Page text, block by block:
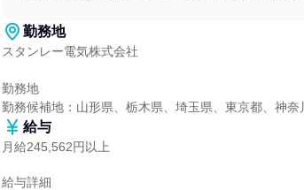
勤務地
スタンレー電気株式会社
勤務地
勤務候補地：山形県、栃木県、埼玉県、東京都、神
給与
月給245,562円以上
給与詳細